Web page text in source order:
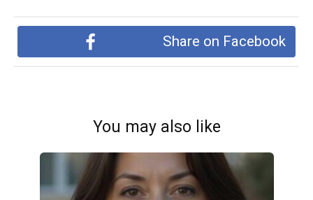
Share on Facebook
You may also like